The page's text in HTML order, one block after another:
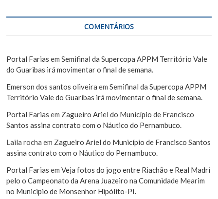
COMENTÁRIOS
Portal Farias emSemifinal da Supercopa APPM Território Vale
do Guaribas irá movimentar o final de semana.
Emerson dos santos oliveira emSemifinal da Supercopa APPM
Território Vale do Guaribas irá movimentar o final de semana.
Portal Farias em Zagueiro Ariel do Município de Francisco
Santos assina contrato com o Náutico do Pernambuco.
Laila rocha em Zagueiro Ariel do Município de Francisco Santos
assina contrato com o Náutico do Pernambuco.
Portal Farias emVeja fotos do jogo entre Riachão e Real Madri
pelo o Campeonato da Arena Juazeiro na Comunidade Mearim
no Municipio de Monsenhor Hipólito-PI.